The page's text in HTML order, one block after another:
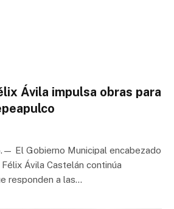
Ávila impulsa obras para
El Gobierno Municipal encabezado
Ávila Castelán continúa
responden a las…